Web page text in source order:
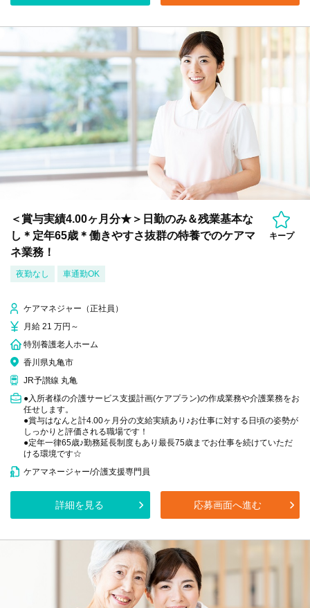
＜賞与実績4.00ヶ月分★＞日勤のみ＆残業基本な
し＊定年65歳＊働きやすさ抜群の特養でのケアマ
ネ業務！
キープ
夜勤なし 車通勤OK
ケアマネジャー（正社員）
月給 21 万円～
特別養護老人ホーム
香川県丸亀市
JR予讃線 丸亀
●入所者様の介護サービス支援計画(ケアプラン)の作成業務や介護業務をお
任せします。
●賞与はなんと計4.00ヶ月分の支給実績あり♪お仕事に対する日頃の姿勢が
しっかりと評価される職場です！
●定年一律65歳♪勤務延長制度もあり最長75歳までお仕事を続けていただ
ける環境です☆
ケアマネージャー/介護支援専門員
詳細を見る 応募画面へ進む